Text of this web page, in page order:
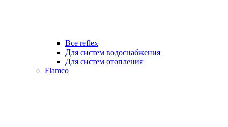
Все reflex
Для систем водоснабжения
Для систем отопления
Flamco